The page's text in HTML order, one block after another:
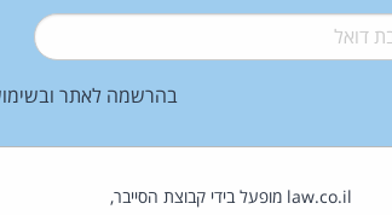
בהרשמה לאתר
law.co.il מופעל בידי קבוצת הסייבר,